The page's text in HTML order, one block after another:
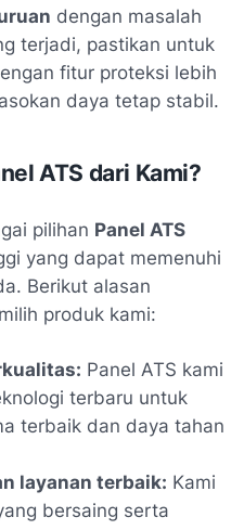
dengan masalah
terjadi, pastikan untuk
fitur proteksi lebih
daya tetap stabil.
ATS dari Kami?
pilihan Panel ATS
yang dapat memenuhi
Berikut alasan
produk kami:
Panel ATS kami
terbaru untuk
terbaik dan daya tahan
layanan terbaik: Kami
bersaing serta